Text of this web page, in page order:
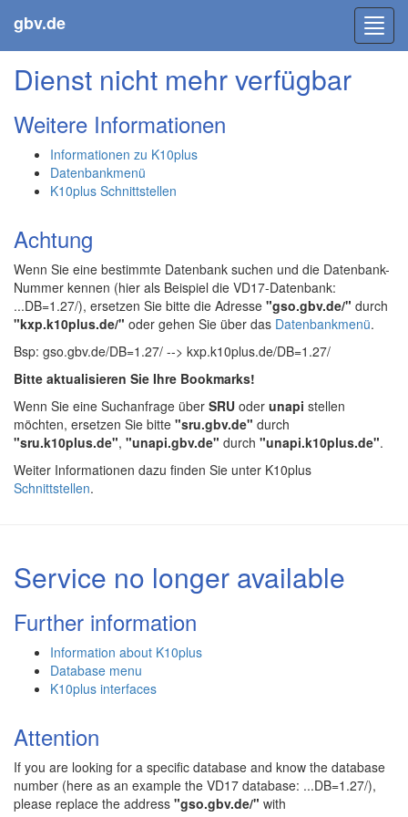
gbv.de
Dienst nicht mehr verfügbar
Weitere Informationen
Informationen zu K10plus
Datenbankmenü
K10plus Schnittstellen
Achtung
Wenn Sie eine bestimmte Datenbank suchen und die Datenbank-
Nummer kennen (hier als Beispiel die VD17-Datenbank:
...DB=1.27/), ersetzen Sie bitte die Adresse "gso.gbv.de/" durch
"kxp.k10plus.de/" oder gehen Sie über das Datenbankmenü.
Bsp: gso.gbv.de/DB=1.27/ --> kxp.k10plus.de/DB=1.27/
Bitte aktualisieren Sie Ihre Bookmarks!
Wenn Sie eine Suchanfrage über SRU oder unapi stellen
möchten, ersetzen Sie bitte "sru.gbv.de" durch
"sru.k10plus.de", "unapi.gbv.de" durch "unapi.k10plus.de".
Weiter Informationen dazu finden Sie unter K10plus
Schnittstellen.
Service no longer available
Further information
Information about K10plus
Database menu
K10plus interfaces
Attention
If you are looking for a specific database and know the database
number (here as an example the VD17 database: ...DB=1.27/),
please replace the address "gso.gbv.de/" with